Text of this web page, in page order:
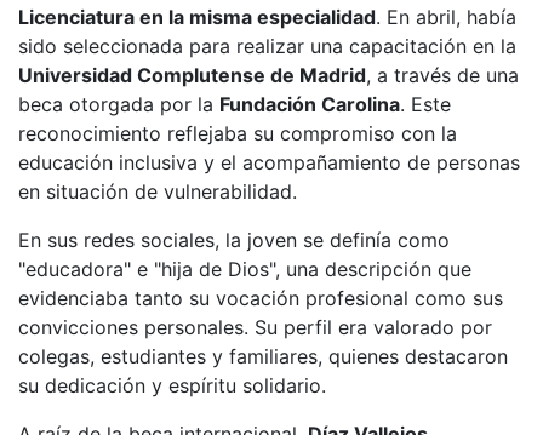
Licenciatura en la misma especialidad. En abril, había
sido seleccionada para realizar una capacitación en la
Universidad Complutense de Madrid, a través de una
beca otorgada por la Fundación Carolina. Este
reconocimiento reflejaba su compromiso con la
educación inclusiva y el acompañamiento de personas
en situación de vulnerabilidad.
En sus redes sociales, la joven se definía como
"educadora" e "hija de Dios", una descripción que
evidenciaba tanto su vocación profesional como sus
convicciones personales. Su perfil era valorado por
colegas, estudiantes y familiares, quienes destacaron
su dedicación y espíritu solidario.